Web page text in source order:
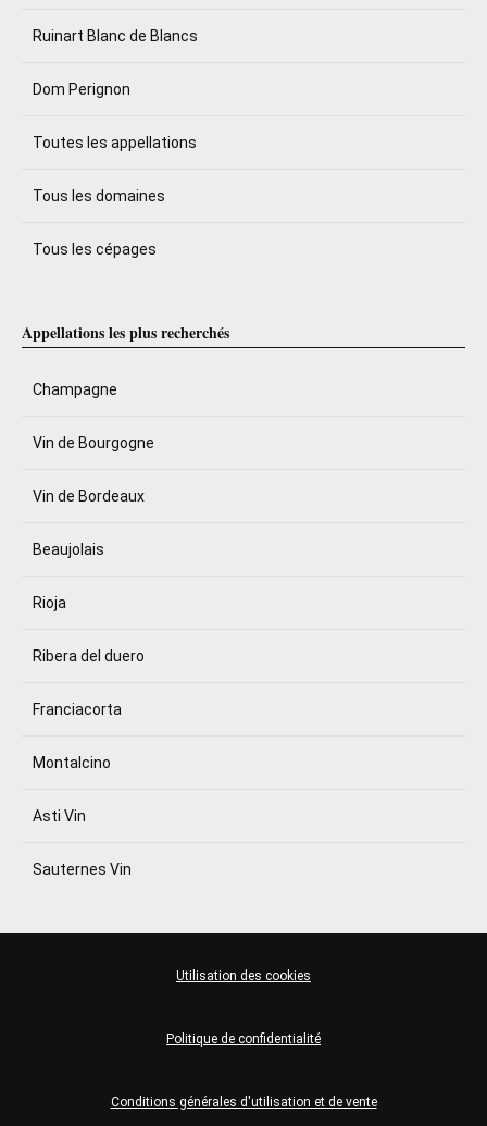
Ruinart Blanc de Blancs
Dom Perignon
Toutes les appellations
Tous les domaines
Tous les cépages
Appellations les plus recherchés
Champagne
Vin de Bourgogne
Vin de Bordeaux
Beaujolais
Rioja
Ribera del duero
Franciacorta
Montalcino
Asti Vin
Sauternes Vin
Conditions générales d'utilisation et de vente
Politique de confidentialité
Utilisation des cookies